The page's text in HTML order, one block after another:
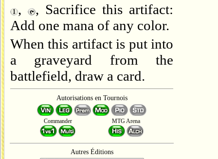
,
, Sacrifice this artifact:
Add one mana of any color.
When this artifact is put into
a graveyard from the
battlefield, draw a card.
Autorisations en Tournois
Commander MTG Arena
Autres Éditions